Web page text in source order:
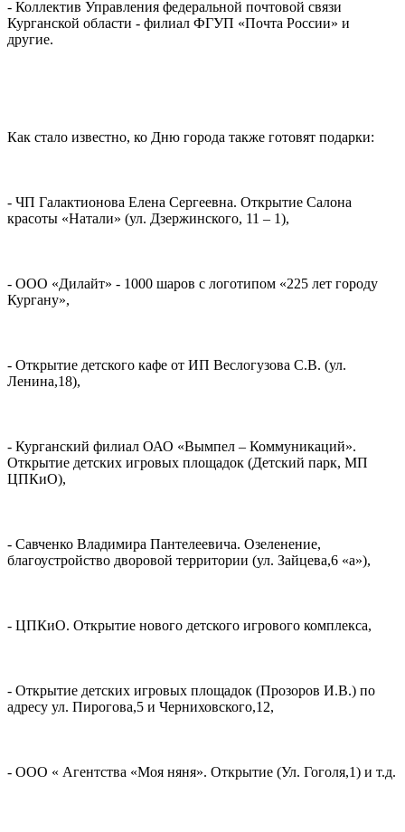
- Коллектив Управления федеральной почтовой связи
Курганской области - филиал ФГУП «Почта России» и
другие.
Как стало известно, ко Дню города также готовят подарки:
- ЧП Галактионова Елена Сергеевна. Открытие Салона
красоты «Натали» (ул. Дзержинского, 11 – 1),
- ООО «Дилайт» - 1000 шаров с логотипом «225 лет городу
Кургану»,
- Открытие детского кафе от ИП Веслогузова С.В. (ул.
Ленина,18),
- Курганский филиал ОАО «Вымпел – Коммуникаций».
Открытие детских игровых площадок (Детский парк, МП
ЦПКиО),
- Савченко Владимира Пантелеевича. Озеленение,
благоустройство дворовой территории (ул. Зайцева,6 «а»),
- ЦПКиО. Открытие нового детского игрового комплекса,
- Открытие детских игровых площадок (Прозоров И.В.) по
адресу ул. Пирогова,5 и Черниховского,12,
- ООО « Агентства «Моя няня». Открытие (Ул. Гоголя,1) и т.д.